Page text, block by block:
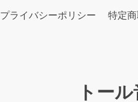
プライバシーポリシー 特定
トー